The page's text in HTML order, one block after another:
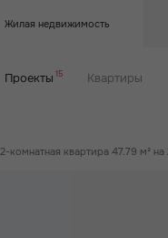
Жилая недвижимость
Проекты 15 Квартиры
2-комнатная квартира 47.79 м²